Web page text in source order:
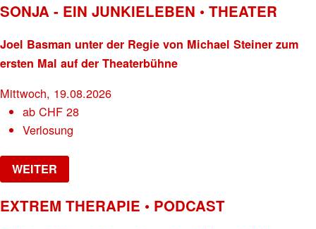
SONJA - EIN JUNKIELEBEN • THEATER
Joel Basman unter der Regie von Michael Steiner zum
ersten Mal auf der Theaterbühne
Mittwoch, 19.08.2026
abCHF 28
Verlosung
WEITER
EXTREM THERAPIE • PODCAST